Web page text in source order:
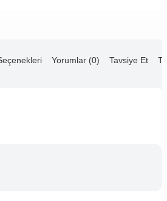
Yorumlar (0) Tavsiye Et